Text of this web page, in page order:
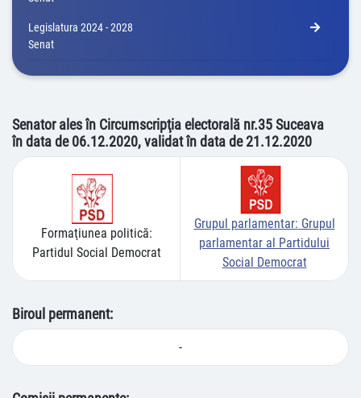
Legislatura 2024 - 2028
Senat
Senator ales în Circumscripţia electorală nr.35 Suceava
în data de 06.12.2020, validat în data de 21.12.2020
Formaţiunea politică:
Partidul Social Democrat
Grupul parlamentar: Grupul
parlamentar al Partidului
Social Democrat
Biroul permanent:
-